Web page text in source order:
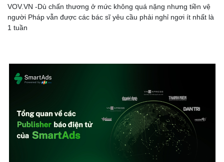
Ăn sạch sống khỏe
VOV.VN -Dù chấn thương ở mức không quá nặng nhưng tiền vệ
người Pháp vẫn được các bác sĩ yêu cầu phải nghỉ ngơi ít nhất là
1 tuần